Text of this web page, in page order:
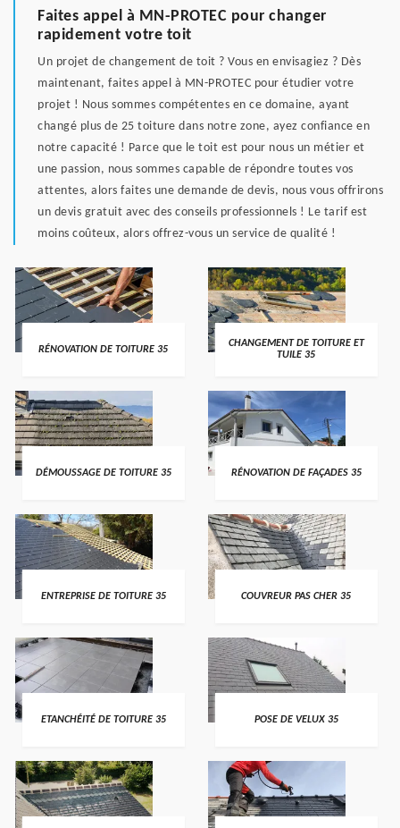
Faites appel à MN-PROTEC pour changer
rapidement votre toit
Un projet de changement de toit ? Vous en envisagiez ? Dès
maintenant, faites appel à MN-PROTEC pour étudier votre
projet ! Nous sommes compétentes en ce domaine, ayant
changé plus de 25 toiture dans notre zone, ayez confiance en
notre capacité ! Parce que le toit est pour nous un métier et
une passion, nous sommes capable de répondre toutes vos
attentes, alors faites une demande de devis, nous vous offrirons
un devis gratuit avec des conseils professionnels ! Le tarif est
moins coûteux, alors offrez-vous un service de qualité !
RÉNOVATION DE TOITURE 35
CHANGEMENT DE TOITURE ET
TUILE 35
DÉMOUSSAGE DE TOITURE 35 RÉNOVATION DE FAÇADES 35
ENTREPRISE DE TOITURE 35 COUVREUR PAS CHER 35
ETANCHÉITÉ DE TOITURE 35 POSE DE VELUX 35